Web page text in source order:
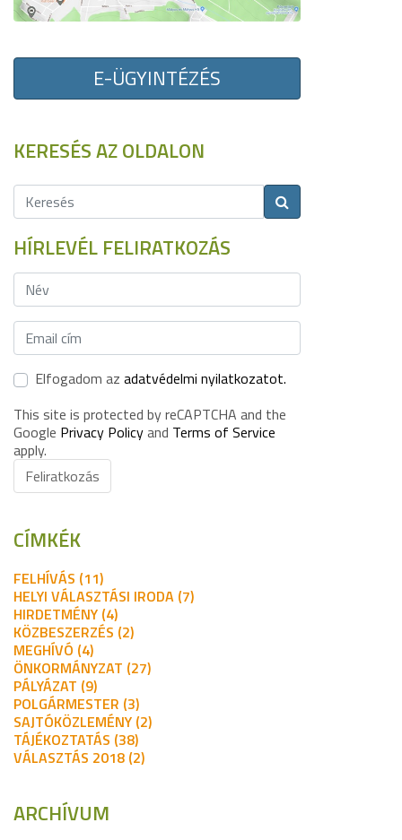
E-ÜGYINTÉZÉS
KERESÉS AZ OLDALON
HÍRLEVÉL FELIRATKOZÁS
Elfogadom az adatvédelmi nyilatkozatot.
This site is protected by reCAPTCHA and the
Google Privacy Policyand Terms of Service
apply.
Feliratkozás
CÍMKÉK
FELHÍVÁS (11)
HELYI VÁLASZTÁSI IRODA (7)
HIRDETMÉNY (4)
KÖZBESZERZÉS (2)
MEGHÍVÓ (4)
ÖNKORMÁNYZAT (27)
PÁLYÁZAT (9)
POLGÁRMESTER (3)
SAJTÓKÖZLEMÉNY (2)
TÁJÉKOZTATÁS (38)
VÁLASZTÁS 2018 (2)
ARCHÍVUM